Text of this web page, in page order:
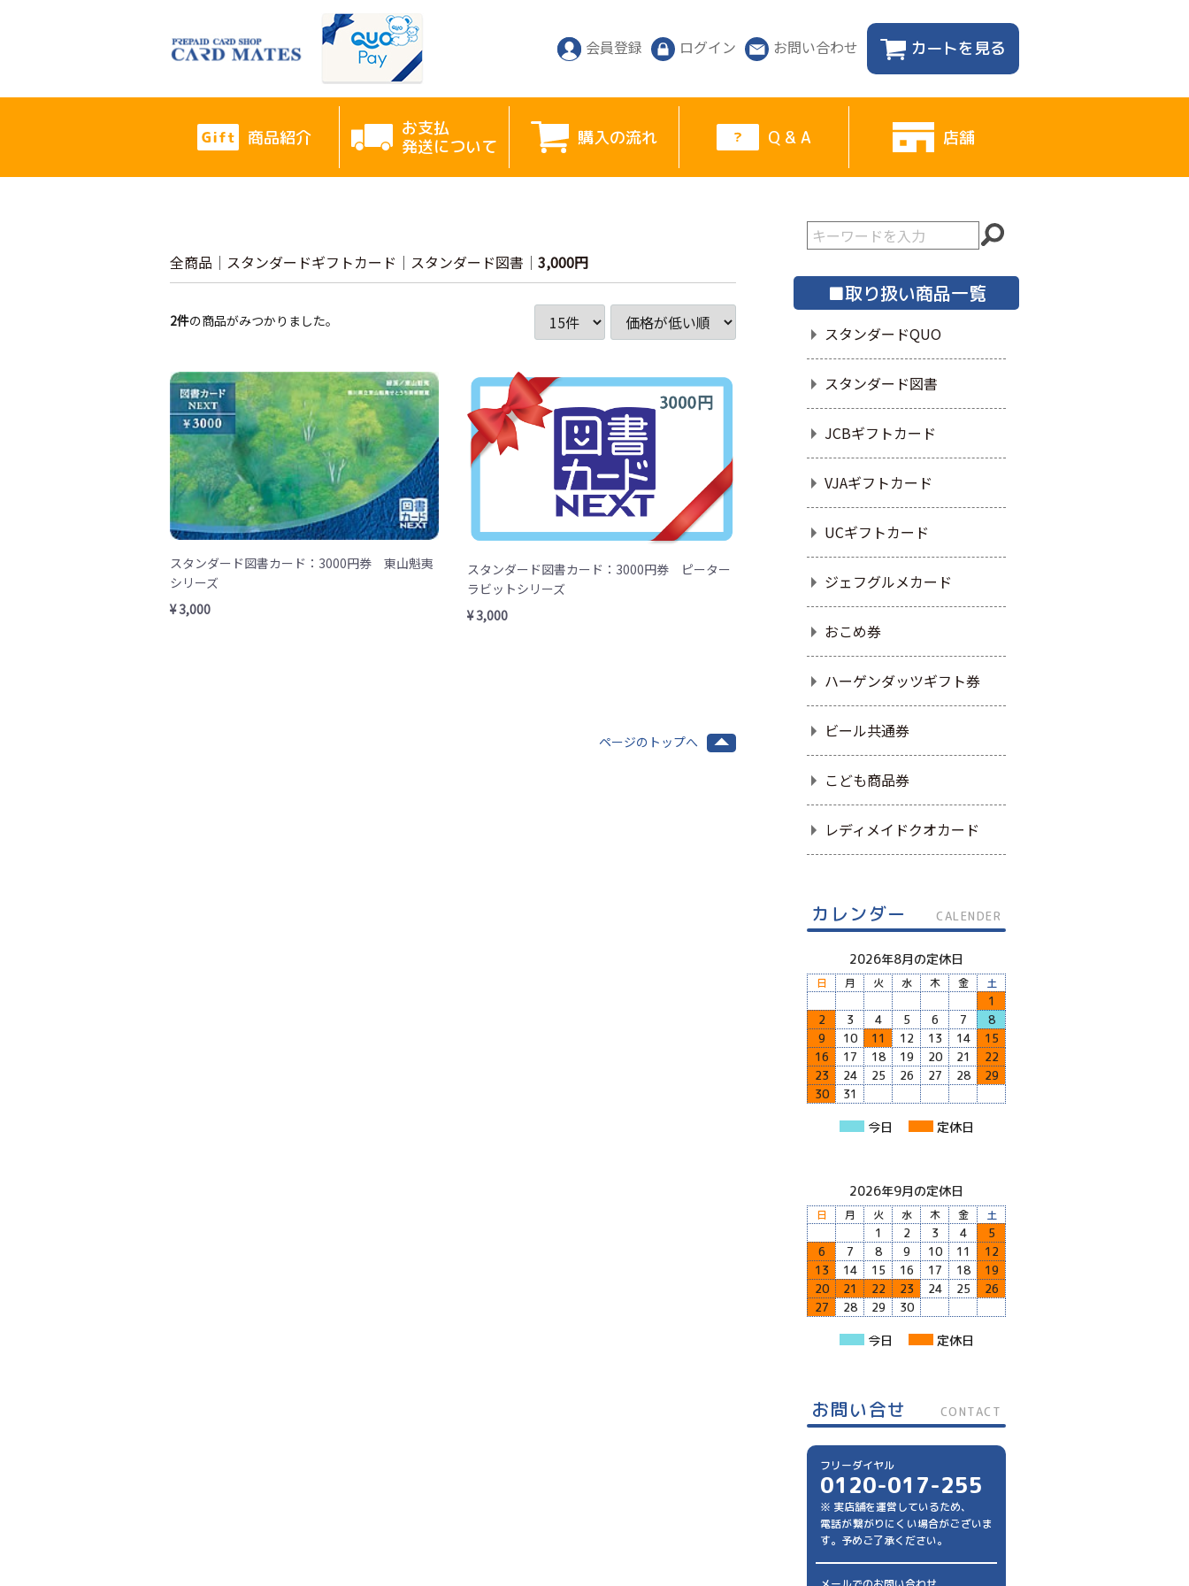
会員登録 ログイン お問い合わせ カートを見る
商品紹介
お支払
発送について
購入の流れ Q & A 店舗
全商品 スタンダードギフトカード スタンダード図書 3,000円
2件の商品がみつかりました。
スタンダード図書カード：3000円券 東山魁夷
シリーズ
¥ 3,000
スタンダード図書カード：3000円券 ピーター
ラビットシリーズ
¥ 3,000
ページのトップへ
■取り扱い商品一覧
スタンダードQUO
スタンダード図書
JCBギフトカード
VJAギフトカード
UCギフトカード
ジェフグルメカード
おこめ券
ハーゲンダッツギフト券
ビール共通券
こども商品券
レディメイドクオカード
CALENDER
カレンダー
2026年8月の定休日
日 月 火 水 木 金 土
1
2
3 4 5 6 7
8
9
10 11 12 13 14
15
16
17 18 19 20 21
22
23
24 25 26 27 28
29
30
31
今日 定休日
2026年9月の定休日
日 月 火 水 木 金 土
1 2 3 4
5
6
7 8 9 10 11
12
13
14 15 16 17 18
19
20
21 22 23 24 25
26
27
28 29 30
今日 定休日
CONTACT
お問い合せ
フリーダイヤル
0120-017-255
※ 実店舗を運営しているため、
電話が繋がりにくい場合がございま
す。予めご了承ください。